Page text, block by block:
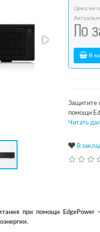
Цена не
По
В
Защитите
помощи
Читать
В
при помощи